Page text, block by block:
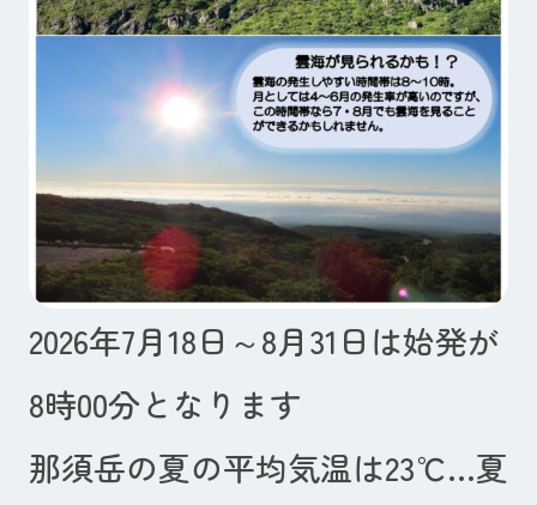
2026年7月18日～8月31日は始発が
8時00分となります
那須岳の夏の平均気温は23℃…夏